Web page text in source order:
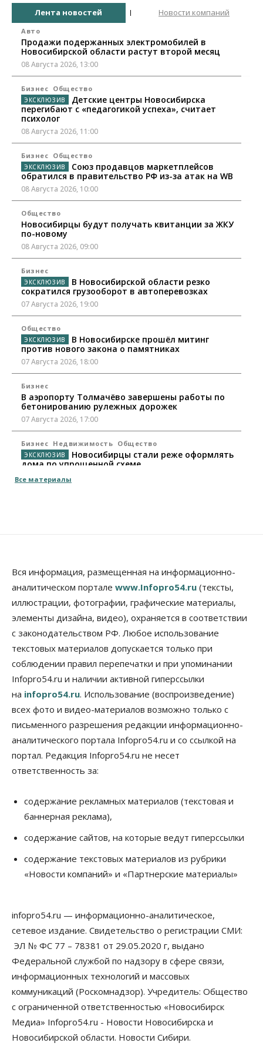
Лента новостей Новости компаний
Авто
Продажи подержанных электромобилей в
Новосибирской области растут второй месяц
08 Августа 2026, 13:00
Бизнес Общество
Детские центры Новосибирска
перегибают с «педагогикой успеха», считает
психолог
08 Августа 2026, 11:00
Бизнес Общество
Союз продавцов маркетплейсов
обратился в правительство РФ из-за атак на WB
08 Августа 2026, 10:00
Общество
Новосибирцы будут получать квитанции за ЖКУ
по-новому
08 Августа 2026, 09:00
Бизнес
В Новосибирской области резко
сократился грузооборот в автоперевозках
07 Августа 2026, 19:00
Общество
В Новосибирске прошёл митинг
против нового закона о памятниках
07 Августа 2026, 18:00
Бизнес
В аэропорту Толмачёво завершены работы по
бетонированию рулежных дорожек
07 Августа 2026, 17:00
Бизнес Недвижимость Общество
Новосибирцы стали реже оформлять
дома по упрощенной схеме
07 Августа 2026, 16:00
Расходы новосибирцев на спорт выросли на 40%
за полгода
07 Августа 2026, 14:35
Сибирские аграрии увеличивают посевы горчицы
07 Августа 2026, 14:00
В Новосибирске многодетным семьям вручили
сертификаты на покупку автомобилей
07 Августа 2026, 13:55
Авто Общество
Треть автовладельцев в Новосибирской области
«поставили машины на прикол»
07 Августа 2026, 13:00
Власть
социальных объектах
07 Августа 2026, 12:35
Общество
на выходных
07 Августа 2026, 12:00
повысить свою пенсию
07 Августа 2026, 11:30
Деньгами будут распоряжаться дети: в десяти
школах Новосибирской области введут
инициативное бюджетирование
07 Августа 2026, 11:00
Общество Право&Порядок
В Новосибирске руководителя отдела полиции
заключили под стражу
Все материалы
Вся информация, размещенная на информационно-
аналитическом портале www.Infopro54.ru (тексты,
иллюстрации, фотографии, графические материалы,
элементы дизайна, видео), охраняется в соответствии
с законодательством РФ. Любое использование
текстовых материалов допускается только при
соблюдении правил перепечатки и при упоминании
Infopro54.ru и наличии активной гиперссылки
на infopro54.ru. Использование (воспроизведение)
всех фото и видео-материалов возможно только с
письменного разрешения редакции информационно-
аналитического портала Infopro54.ru и со ссылкой на
портал. Редакция Infopro54.ru не несет
ответственность за:
содержание рекламных материалов (текстовая и
баннерная реклама),
содержание сайтов, на которые ведут гиперссылки
содержание текстовых материалов из рубрики
«Новости компаний» и «Партнерские материалы»
infopro54.ru — информационно-аналитическое,
сетевое издание. Свидетельство о регистрации СМИ:
ЭЛ № ФС 77 – 78381 от 29.05.2020 г, выдано
Федеральной службой по надзору в сфере связи,
информационных технологий и массовых
коммуникаций (Роскомнадзор). Учредитель: Общество
с ограниченной ответственностью «Новосибирск
Медиа» Infopro54.ru - Новости Новосибирска и
Новосибирской области. Новости Сибири.